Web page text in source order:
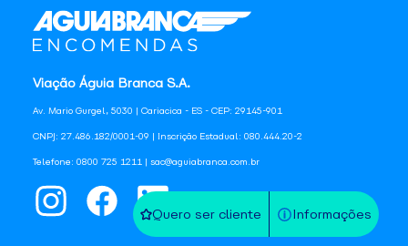
Quero ser cliente Informações
Viação Águia Branca S.A.
Av. Mario Gurgel, 5030 | Cariacica - ES - CEP: 29145-901
CNPJ: 27.486.182/0001-09 | Inscrição Estadual: 080.444.20-2
Telefone: 0800 725 1211 | sac@aguiabranca.com.br